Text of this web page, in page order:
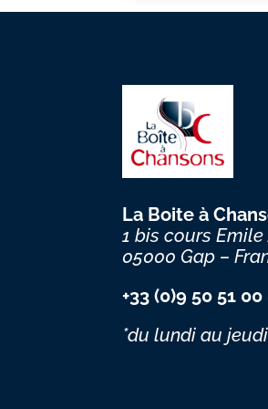
La Boite à
1 bis cours
05000 Gap –
+33 (0)9 50 51 00
*du lundi au